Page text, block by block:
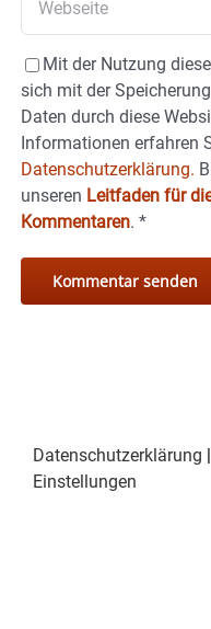
Mit der Nutzung
sich mit der
Daten durch diese
Informationen erfahren
Datenschutzerklärung.
unseren Leitfaden für
Kommentaren. *
Datenschutzerklärung
Einstellungen